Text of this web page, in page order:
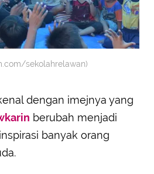
sekolahrelawan)
dengan imejnya yang
berubah menjadi
banyak orang